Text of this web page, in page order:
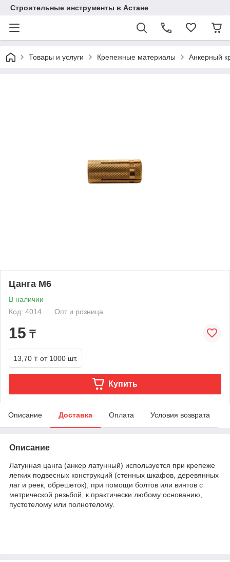
Строительные инструменты в Астане
Товары и услуги Крепежные материалы Анкерный
Цанга М6
В наличии
Код: 4014
Опт и розница
15 ₸
13,70 ₸ от 1000 шт.
Купить
Описание Доставка Оплата Условия возврата
Описание
Латунная цанга (анкер латунный) используется при крепеже
легких подвесных конструкций (стенных шкафов, деревянных
лаг и реек, обрешеток), при помощи болтов или винтов с
метрической резьбой, к практически любому основанию,
пустотелому или полнотелому.